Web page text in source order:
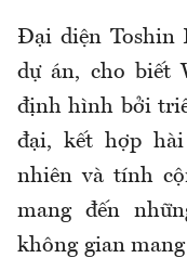
Đại diện Toshin
dự án, cho biết
định hình bởi
đại, kết hợp
nhiên và tính
mang đến
không gian